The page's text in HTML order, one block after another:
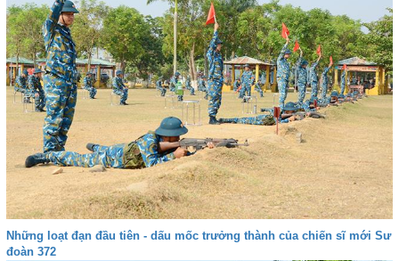
Những loạt đạn đầu tiên - dấu mốc trưởng thành của chiến sĩ mới Sư
đoàn 372